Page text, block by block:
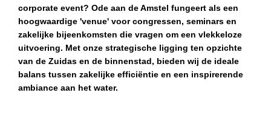
corporate event? Ode aan de Amstel fungeert als een
hoogwaardige 'venue' voor congressen, seminars en
zakelijke bijeenkomsten die vragen om een vlekkeloze
uitvoering. Met onze strategische ligging ten opzichte
van de Zuidas en de binnenstad, bieden wij de ideale
balans tussen zakelijke efficiëntie en een inspirerende
ambiance aan het water.